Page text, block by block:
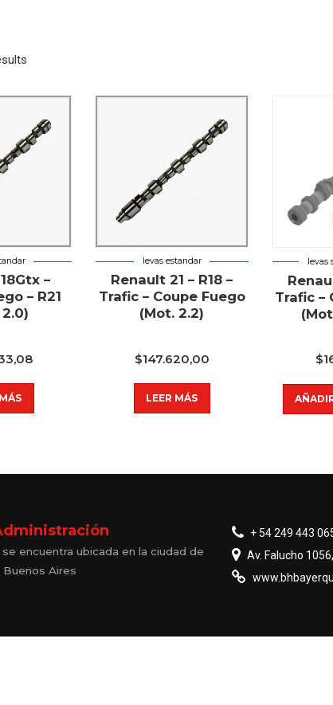
–
– R21
levas estandar
Renault 21 – R18 –
Trafic – Coupe Fuego
(Mot. 2.2)
$147.620,00
LEER MÁS
levas
Trafic –
$
encuentra ubicada en la ciudad de
Buenos Aires
+ 54 249 443
Av. Falucho